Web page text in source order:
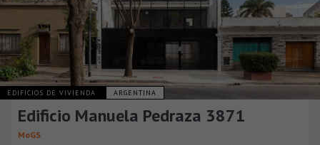
EDIFICIOS DE VIVIENDA ARGENTINA
Edificio Manuela Pedraza 3871
MoGS